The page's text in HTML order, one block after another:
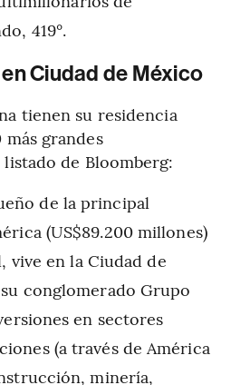
419°.
Ciudad de México
tienen su residencia
grandes
de Bloomberg:
de la principal
(US$89.200 millones)
vive en la Ciudad de
conglomerado Grupo
en sectores
(a través de América
minería,